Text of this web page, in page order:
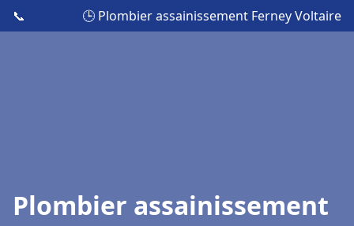
📞 🕒 Plombier assainissement Ferney Voltaire
Plombier assainissement